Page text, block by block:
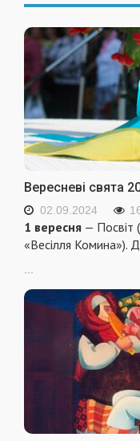
Вересневі свята
02.09.2024
1 вересня — Посвіт
«Весілля Комина»).
...